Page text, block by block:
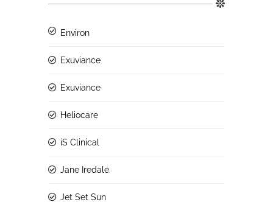
Environ
Exuviance
Exuviance
Heliocare
iS Clinical
Jane Iredale
Jet Set Sun